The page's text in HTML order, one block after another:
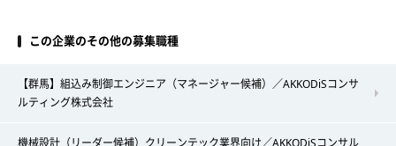
この企業のその他の募集職種
【群馬】組込み制御エンジニア（マネージャー候補）／AKKODiSコンサ
ルティング株式会社
機械設計（リーダー候補）クリーンテック業界向け／AKKODiSコンサル